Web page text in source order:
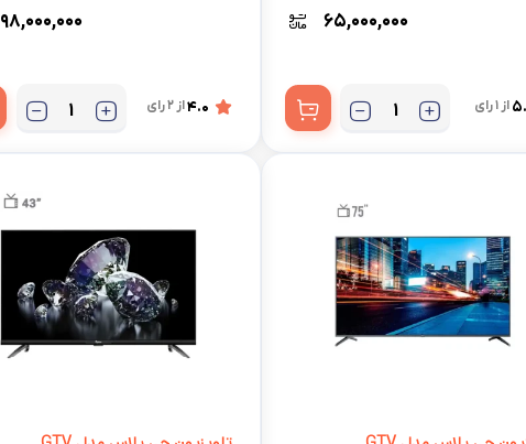
۶۵,۰۰۰,۰۰۰
از 1 رای
۹۸,۰۰۰,۰۰۰
4.0از 2 رای